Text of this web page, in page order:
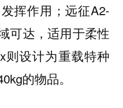
挥作用；远征A2-
可达，适用于柔性
则设计为重载特种
的物品。